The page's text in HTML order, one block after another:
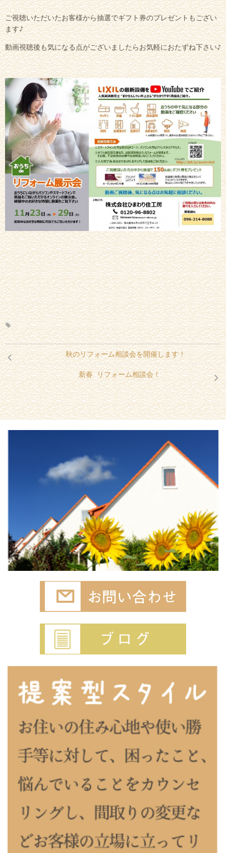
ご視聴いただいたお客様から抽選でギフト券のプレゼントもござい
ます♪
動画視聴後も気になる点がございましたらお気軽におたずね下さい♪
秋のリフォーム相談会を開催します！
新春 リフォーム相談会！